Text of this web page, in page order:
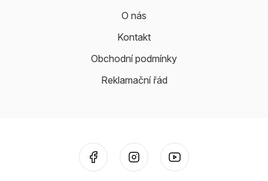
O nás
Kontakt
Obchodní podmínky
Reklamační řád